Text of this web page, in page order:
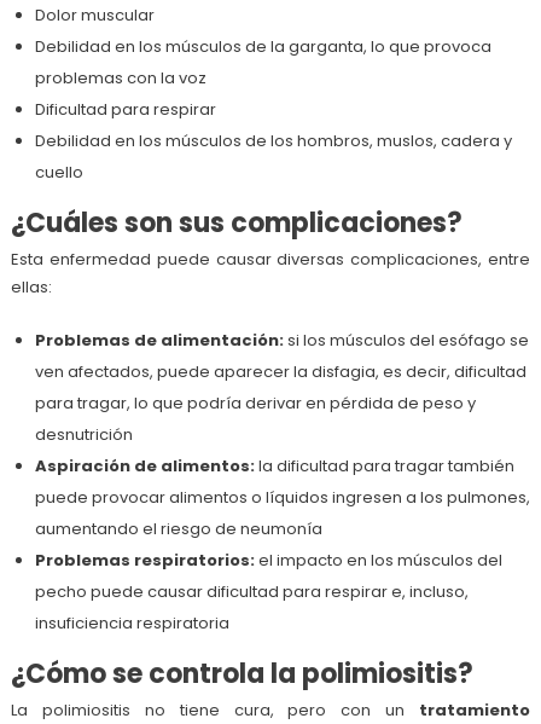
Dolor muscular
Debilidad en los músculos de la garganta, lo que provoca
problemas con la voz
Dificultad para respirar
Debilidad en los músculos de los hombros, muslos, cadera y
cuello
¿Cuáles son sus complicaciones?
Esta enfermedad puede causar diversas complicaciones, entre
ellas:
Problemas de alimentación:si los músculos del esófago se
ven afectados, puede aparecer la disfagia, es decir, dificultad
para tragar, lo que podría derivar en pérdida de peso y
desnutrición
Aspiración de alimentos:la dificultad para tragar también
puede provocar alimentos o líquidos ingresen a los pulmones,
aumentando el riesgo de neumonía
Problemas respiratorios:el impacto en los músculos del
pecho puede causar dificultad para respirar e, incluso,
insuficiencia respiratoria
¿Cómo se controla la polimiositis?
La polimiositis no tiene cura, pero con un tratamiento